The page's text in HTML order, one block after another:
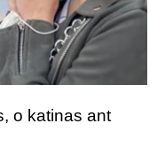
o katinas ant